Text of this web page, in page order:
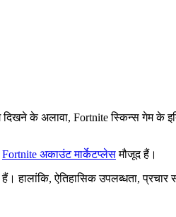
के अलावा, Fortnite स्किन्स गेम के
Fortnite अकाउंट मार्केटप्लेसमौजूद हैं।
हालांकि, ऐतिहासिक उपलब्धता,